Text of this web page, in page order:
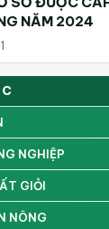
NGHIỆP
GIỎI
NÔNG
NĂM 2024